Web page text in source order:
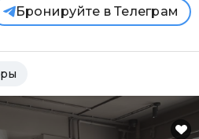
Бронируйте в Телеграм